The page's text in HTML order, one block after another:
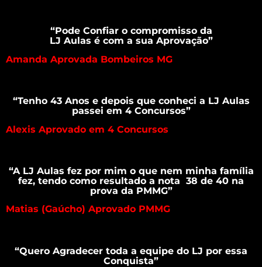
“Pode Confiar o compromisso da
LJ Aulas é com a sua Aprovação”
Amanda Aprovada Bombeiros MG
“Tenho 43 Anos e depois que conheci a LJ Aulas
passei em 4 Concursos”
Alexis Aprovado em 4 Concursos
“A LJ Aulas fez por mim o que nem minha família
fez, tendo como resultado a nota 38 de 40 na
prova da PMMG”
Matias (Gaúcho) Aprovado PMMG
“Quero Agradecer toda a equipe do LJ por essa
Conquista”